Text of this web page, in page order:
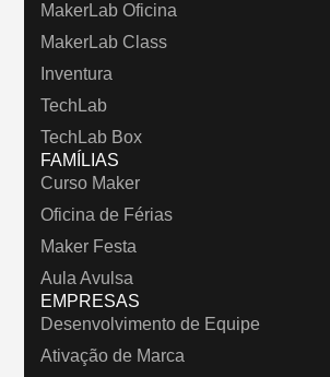
MakerLab Oficina
MakerLab Class
Inventura
TechLab
TechLab Box
FAMÍLIAS
Curso Maker
Oficina de Férias
Maker Festa
Aula Avulsa
EMPRESAS
Desenvolvimento de Equipe
Ativação de Marca